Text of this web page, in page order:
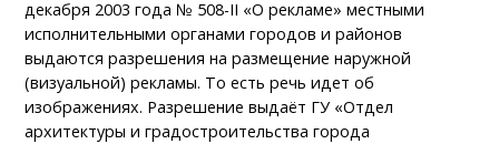
декабря 2003 года № 508-II «О рекламе» местными
исполнительными органами городов и районов
выдаются разрешения на размещение наружной
(визуальной) рекламы. То есть речь идет об
изображениях. Разрешение выдаёт ГУ «Отдел
архитектуры и градостроительства города